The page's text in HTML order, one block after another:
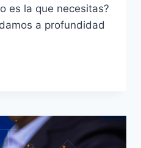
es la que necesitas?
a profundidad